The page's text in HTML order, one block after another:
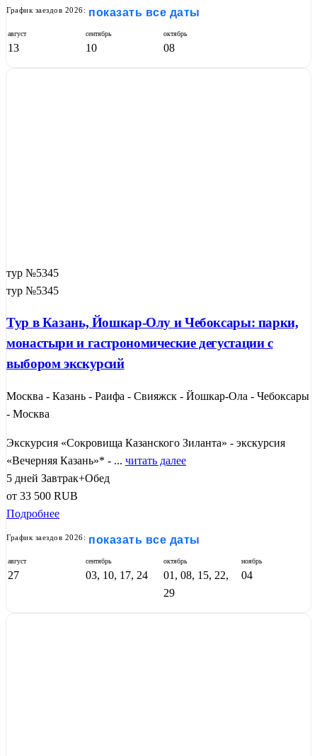
График заездов 2026: показать все даты
август
13
сентябрь
10
октябрь
08
тур №5345
тур №5345
Тур в Казань, Йошкар-Олу и Чебоксары: парки,
монастыри и гастрономические дегустации с
выбором экскурсий
Москва - Казань - Раифа - Свияжск - Йошкар-Ола - Чебоксары
- Москва
Экскурсия «Сокровища Казанского Зиланта» - экскурсия
«Вечерняя Казань»* - ... читать далее
5 дней Завтрак+Обед
от 33 500 RUB
Подробнее
График заездов 2026: показать все даты
август
27
сентябрь
03, 10, 17, 24
октябрь
01, 08, 15, 22,
29
ноябрь
04